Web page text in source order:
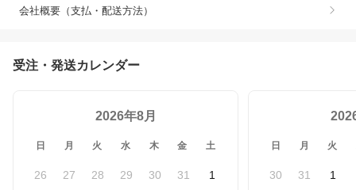
会社概要（支払・配送方法）
受注・発送カレンダー
2026年8月
日 月 火 水 木 金 土
26 27 28 29 30 31 1
日 月 火
30 31 1